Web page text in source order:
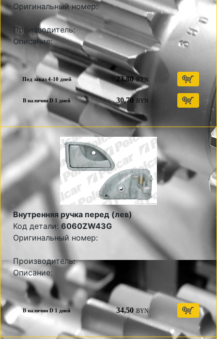
Оригинальный номер:
Производитель:
Описание:
Под заказ 4-10 дней 23,80 BYN
В наличии D 1 дней 30,70 BYN
Внутренняя ручка перед (лев)
Код детали: 6060ZW43G
Оригинальный номер:
Производитель:
Описание:
В наличии D 1 дней 34,50 BYN